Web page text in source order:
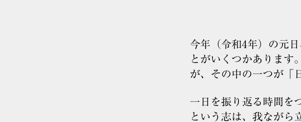
今年（令和4年）の元
とがいくつかあります
が、その中の一つが「
一日を振り返る時間を
という志は、我ながら